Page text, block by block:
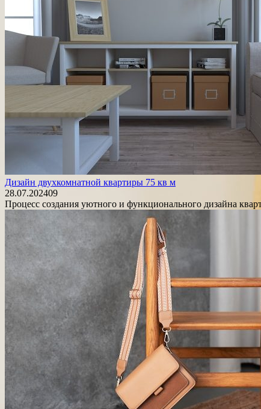
Дизайн двухкомнатной квартиры 75 кв м
28.07.202409
Процесс создания уютного и функционального дизайна